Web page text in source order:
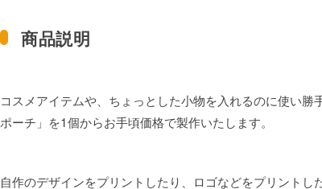
商品説明
コスメアイテムや、ちょっとした小物を入れるのに使い勝
ポーチ」を1個からお手頃価格で製作いたします。
自作のデザインをプリントしたり、ロゴなどをプリントし